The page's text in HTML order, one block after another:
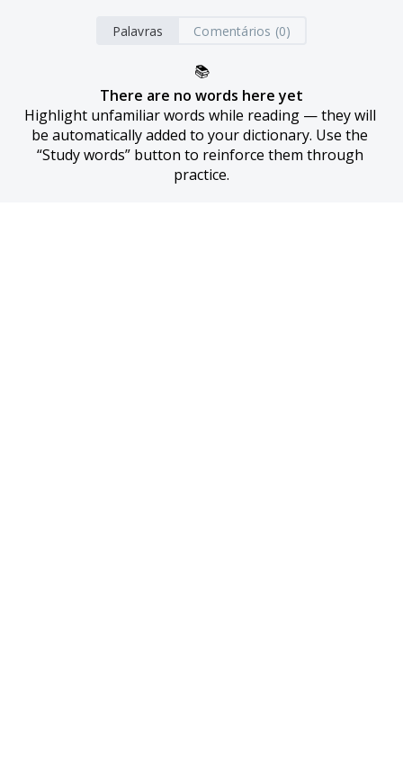
Palavras Comentários (0)
📚
There are no words here yet
Highlight unfamiliar words while reading — they will
be automatically added to your dictionary. Use the
“Study words” button to reinforce them through
practice.